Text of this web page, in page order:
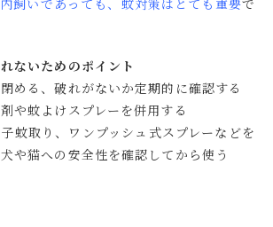
飼いであっても、蚊対策はとても重要で
ないためのポイント
める、破れがないか定期的に確認する
や蚊よけスプレーを併用する
蚊取り、ワンプッシュ式スプレーなどを
や猫への安全性を確認してから使う